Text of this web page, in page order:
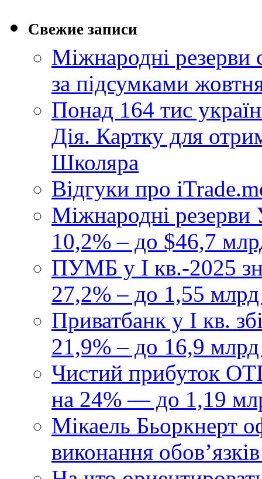
Свежие записи
Міжнародні
за підсумками
Понад 164 тис
Дія. Картку для
Школяра
Відгуки про
Міжнародні резерви
10,2% – до $46,7
ПУМБ у I кв.-2025
27,2% – до 1,55
Приватбанк у І кв.
21,9% – до 16,9
Чистий прибуток
на 24% — до 1,19
Мікаель Бьоркнерт
виконання